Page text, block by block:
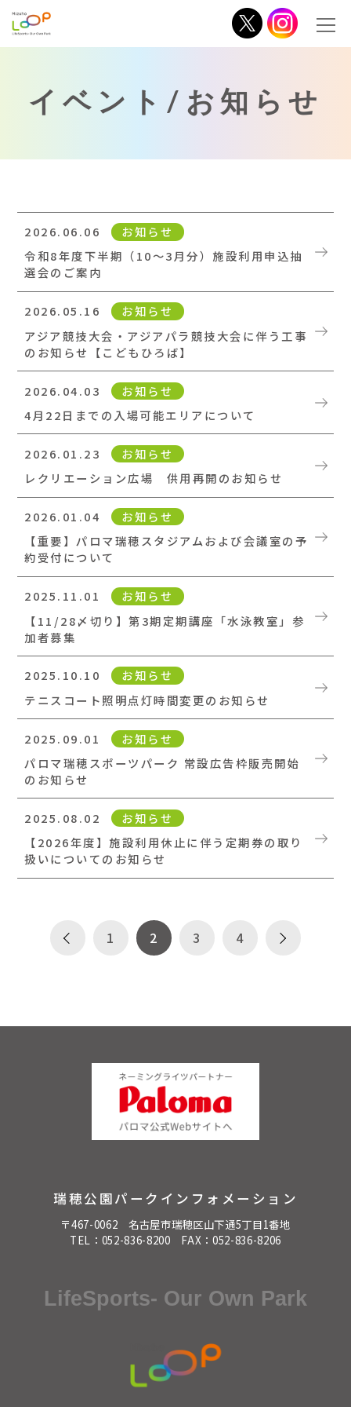
イベント/お知らせ
2026.06.06
お知らせ
令和8年度下半期（10～3月分）施設利用申込抽
選会のご案内
2026.05.16
お知らせ
アジア競技大会・アジアパラ競技大会に伴う工事
のお知らせ【こどもひろば】
2026.04.03
お知らせ
4月22日までの入場可能エリアについて
2026.01.23
お知らせ
レクリエーション広場 供用再開のお知らせ
2026.01.04
お知らせ
【重要】パロマ瑞穂スタジアムおよび会議室の予
約受付について
2025.11.01
お知らせ
【11/28〆切り】第3期定期講座「水泳教室」参
加者募集
2025.10.10
お知らせ
テニスコート照明点灯時間変更のお知らせ
2025.09.01
お知らせ
パロマ瑞穂スポーツパーク 常設広告枠販売開始
のお知らせ
2025.08.02
お知らせ
【2026年度】施設利用休止に伴う定期券の取り
扱いについてのお知らせ
1 2 3 4
瑞穂公園パークインフォメーション
〒467-0062 名古屋市瑞穂区山下通5丁目1番地
TEL： 052-836-8200 FAX：052-836-8206
LifeSports- Our Own Park